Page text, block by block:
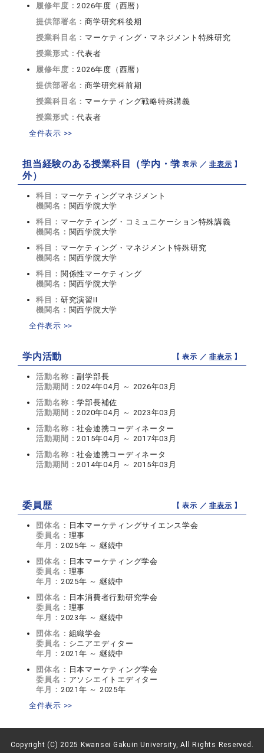
履修年度： 2026年度（西暦）
提供部署名：商学研究科後期
授業科目名： マーケティング・マネジメント特殊研究
授業形式：代表者
履修年度： 2026年度（西暦）
提供部署名：商学研究科前期
授業科目名： マーケティング戦略特殊講義
授業形式：代表者
全件表示 >>
担当経験のある授業科目（学内・学
外）
【 表示 ／非表示 】
科目： マーケティングマネジメント
機関名： 関西学院大学
科目： マーケティング・コミュニケーション特殊講義
機関名： 関西学院大学
科目： マーケティング・マネジメント特殊研究
機関名： 関西学院大学
科目： 関係性マーケティング
機関名： 関西学院大学
科目： 研究演習II
機関名： 関西学院大学
全件表示 >>
学内活動 【 表示 ／非表示 】
活動名称：副学部長
活動期間： 2024年04月 ～ 2026年03月
活動名称：学部長補佐
活動期間： 2020年04月 ～ 2023年03月
活動名称：社会連携コーディネーター
活動期間： 2015年04月 ～ 2017年03月
活動名称：社会連携コーディネータ
活動期間： 2014年04月 ～ 2015年03月
委員歴 【 表示 ／非表示 】
団体名： 日本マーケティングサイエンス学会
委員名： 理事
年月： 2025年 ～ 継続中
団体名： 日本マーケティング学会
委員名： 理事
年月： 2025年 ～ 継続中
団体名： 日本消費者行動研究学会
委員名： 理事
年月： 2023年 ～ 継続中
団体名： 組織学会
委員名： シニアエディター
年月： 2021年 ～ 継続中
団体名： 日本マーケティング学会
委員名： アソシエイトエディター
年月： 2021年 ～ 2025年
全件表示 >>
Copyright (C) 2025 Kwansei Gakuin University, All Rights Reserved.